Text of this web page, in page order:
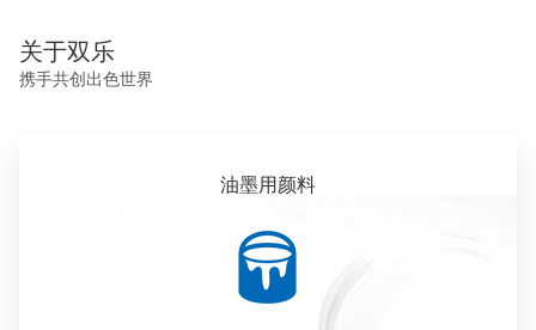
关于双乐
携手共创出色世界
油墨用颜料